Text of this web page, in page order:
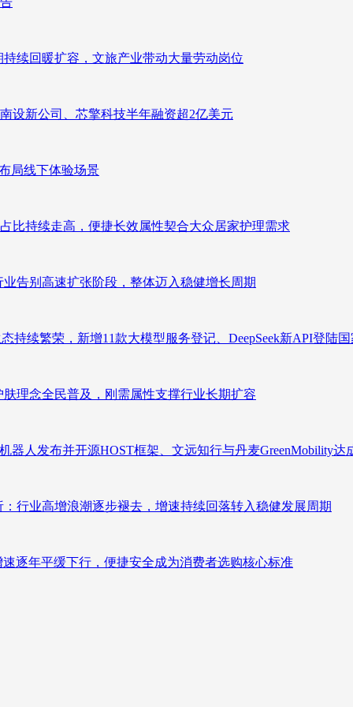
续回暖扩容，文旅产业带动大量劳动岗位
设新公司、芯擎科技半年融资超2亿美元
局线下体验场景
比持续走高，便捷长效属性契合大众居家护理需求
告别高速扩张阶段，整体迈入稳健增长周期
续繁荣，新增11款大模型服务登记、DeepSeek新API登陆
理念全民普及，刚需属性支撑行业长期扩容
器人发布并开源HOST框架、文远知行与丹麦GreenMobility达
行业高增浪潮逐步褪去，增速持续回落转入稳健发展周期
逐年平缓下行，便捷安全成为消费者选购核心标准